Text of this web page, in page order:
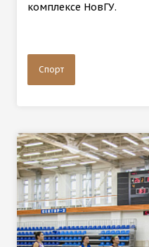
комплексе НовГУ.
Спорт